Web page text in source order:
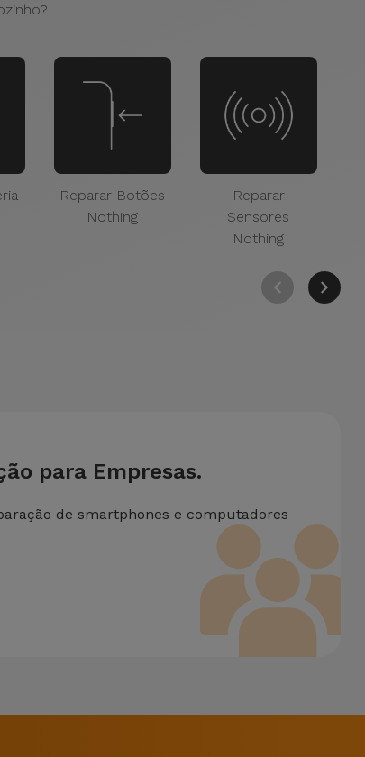
Reparar Botões
Nothing
Reparar
Sensores
Nothing
para Empresas.
de smartphones e computadores